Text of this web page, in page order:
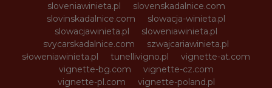
sloveniawinieta.pl
slovenskadalnice.com
slovinskadalnice.com
slowacja-winieta.pl
slowacjawinieta.pl
sloweniawinieta.pl
svycarskadalnice.com
szwajcariawinieta.pl
słoweniawinieta.pl
tunellivigno.pl
vignette-at.com
vignette-bg.com
vignette-cz.com
vignette-pl.com
vignette-poland.pl